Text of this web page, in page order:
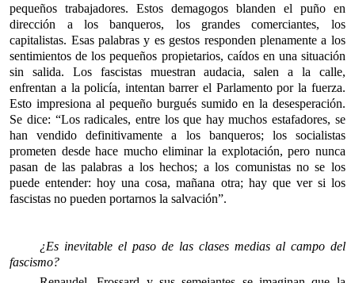
pequeños trabajadores. Estos demagogos blanden el puño en
dirección a los banqueros, los grandes comerciantes, los
capitalistas. Esas palabras y es gestos responden plenamente a los
sentimientos de los pequeños propietarios, caídos en una situación
sin salida. Los fascistas muestran audacia, salen a la calle,
enfrentan a la policía, intentan barrer el Parlamento por la fuerza.
Esto impresiona al pequeño burgués sumido en la desesperación.
Se dice: “Los radicales, entre los que hay muchos estafadores, se
han vendido definitivamente a los banqueros; los socialistas
prometen desde hace mucho eliminar la explotación, pero nunca
pasan de las palabras a los hechos; a los comunistas no se los
puede entender: hoy una cosa, mañana otra; hay que ver si los
fascistas no pueden portarnos la salvación”.
¿Es inevitable el paso de las clases medias al campo del
fascismo?